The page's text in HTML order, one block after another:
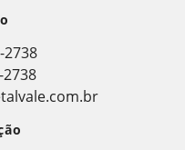
2738
2738